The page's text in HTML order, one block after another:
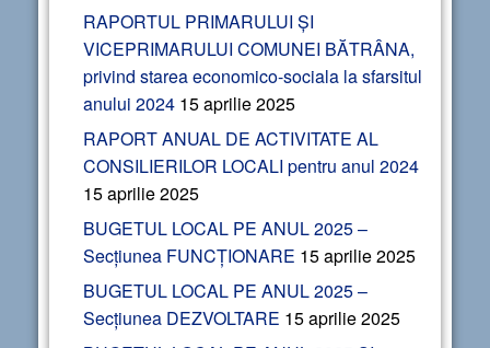
RAPORTUL PRIMARULUI ȘI
VICEPRIMARULUI COMUNEI BĂTRÂNA,
privind starea economico-sociala la sfarsitul
anului 2024 15 aprilie 2025
RAPORT ANUAL DE ACTIVITATE AL
CONSILIERILOR LOCALI pentru anul 2024
15 aprilie 2025
BUGETUL LOCAL PE ANUL 2025 –
Secțiunea FUNCȚIONARE 15 aprilie 2025
BUGETUL LOCAL PE ANUL 2025 –
Secțiunea DEZVOLTARE 15 aprilie 2025